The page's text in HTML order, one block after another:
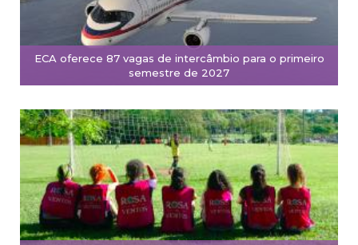
ECA oferece 87 vagas de intercâmbio para o primeiro
semestre de 2027